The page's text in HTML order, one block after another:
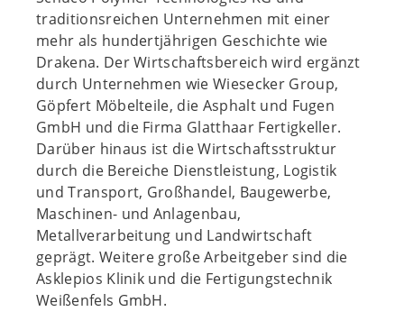
traditionsreichen Unternehmen mit einer
mehr als hundertjährigen Geschichte wie
Drakena. Der Wirtschaftsbereich wird ergänzt
durch Unternehmen wie Wiesecker Group,
Göpfert Möbelteile, die Asphalt und Fugen
GmbH und die Firma Glatthaar Fertigkeller.
Darüber hinaus ist die Wirtschaftsstruktur
durch die Bereiche Dienstleistung, Logistik
und Transport, Großhandel, Baugewerbe,
Maschinen- und Anlagenbau,
Metallverarbeitung und Landwirtschaft
geprägt. Weitere große Arbeitgeber sind die
Asklepios Klinik und die Fertigungstechnik
Weißenfels GmbH.